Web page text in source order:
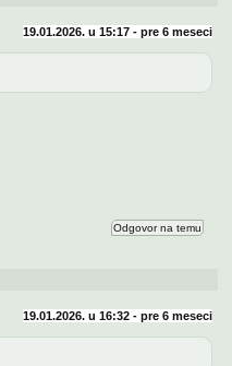
19.01.2026. u 15:17 - pre 6 meseci
Odgovor na temu
19.01.2026. u 16:32 - pre 6 meseci